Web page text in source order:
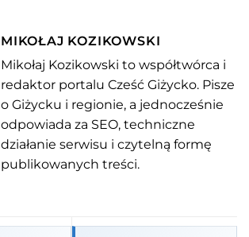
MIKOŁAJ KOZIKOWSKI
Mikołaj Kozikowski to współtwórca i
redaktor portalu Cześć Giżycko. Pisze
o Giżycku i regionie, a jednocześnie
odpowiada za SEO, techniczne
działanie serwisu i czytelną formę
publikowanych treści.